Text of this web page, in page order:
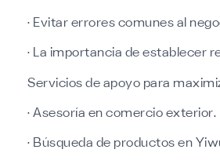
· Evitar errores comunes al
· La importancia de establecer
Servicios de apoyo para
· Asesoría en comercio exterior.
· Búsqueda de productos en